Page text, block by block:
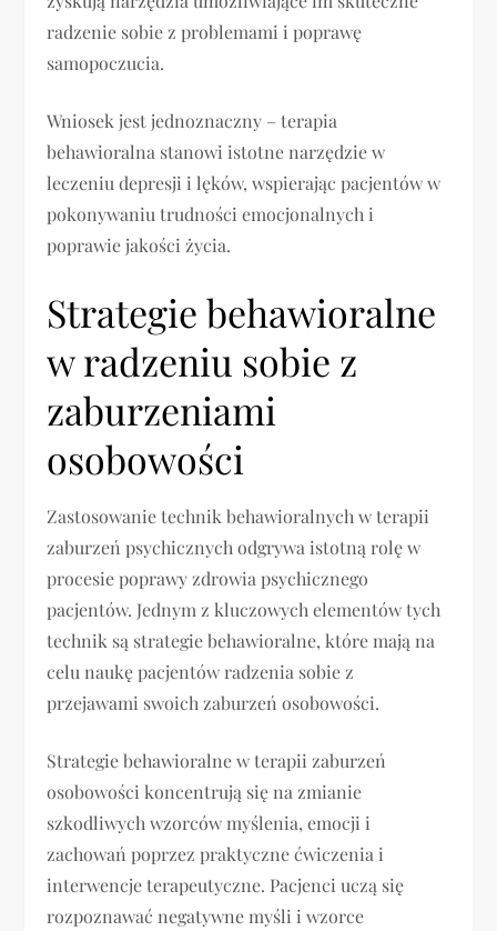
radzenie sobie z problemami i poprawę
samopoczucia.
Wniosek jest jednoznaczny – terapia
behawioralna stanowi istotne narzędzie w
leczeniu depresji i lęków, wspierając pacjentów w
pokonywaniu trudności emocjonalnych i
poprawie jakości życia.
Strategie behawioralne
w radzeniu sobie z
zaburzeniami
osobowości
Zastosowanie technik behawioralnych w terapii
zaburzeń psychicznych odgrywa istotną rolę w
procesie poprawy zdrowia psychicznego
pacjentów. Jednym z kluczowych elementów tych
technik są strategie behawioralne, które mają na
celu naukę pacjentów radzenia sobie z
przejawami swoich zaburzeń osobowości.
Strategie behawioralne w terapii zaburzeń
osobowości koncentrują się na zmianie
szkodliwych wzorców myślenia, emocji i
zachowań poprzez praktyczne ćwiczenia i
interwencje terapeutyczne. Pacjenci uczą się
rozpoznawać negatywne myśli i wzorce